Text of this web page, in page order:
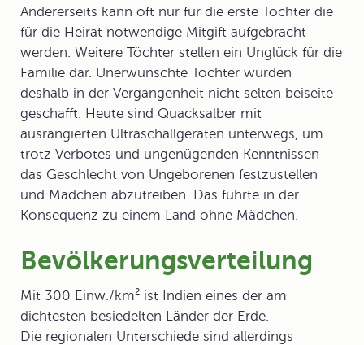
Andererseits kann oft nur für die erste Tochter die
für die Heirat notwendige Mitgift aufgebracht
werden. Weitere Töchter stellen ein Unglück für die
Familie dar. Unerwünschte Töchter wurden
deshalb in der Vergangenheit nicht selten beiseite
geschafft. Heute sind Quacksalber mit
ausrangierten Ultraschallgeräten unterwegs, um
trotz Verbotes und ungenügenden Kenntnissen
das Geschlecht von Ungeborenen festzustellen
und Mädchen abzutreiben. Das führte in der
Konsequenz zu einem Land ohne Mädchen.
Bevölkerungsverteilung
Mit 300 Einw./km² ist Indien eines der am
dichtesten besiedelten Länder der Erde.
Die regionalen Unterschiede sind allerdings